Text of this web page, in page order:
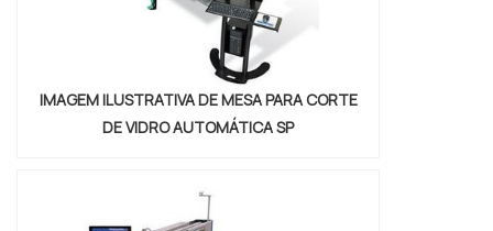
IMAGEM ILUSTRATIVA DE MESA PARA CORTE
DE VIDRO AUTOMÁTICA SP